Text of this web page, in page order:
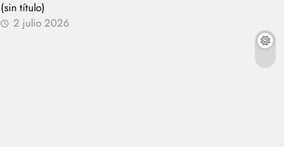
(sin título)
2 julio 2026